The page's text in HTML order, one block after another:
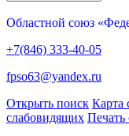
Областной союз
+7(846) 333-40-05
fpso63@yandex.ru
Открыть поиск Карта
слабовидящих Печать